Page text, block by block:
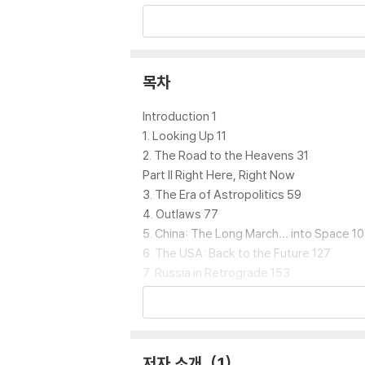
From the New York Times
endlessly fascinating” (Daily
tion―it’s reality.
Humans are venturing up and out, and
mountains, rivers, and seas have
e next fifty years will change the face of
In this must-read work, bestselling
xtensively researched, “thought-
titutions, this book provides a detailed,
pple effect on everyone across the
writer on geopolitics, The Future of
목차
Introduction 1
1. Looking Up 11
2. The Road to the Heavens 31
Part II Right Here, Right Now
3. The Era of Astropolitics 59
4. Outlaws 77
5. China: The Long March… into Space
6. The USA: Back to the Future 127
7. Russia in Retrograde 153
8. Fellow Travelers 171